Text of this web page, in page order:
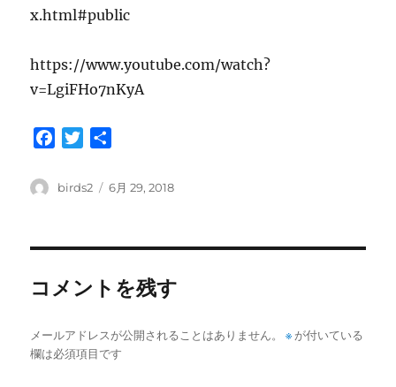
x.html#public
https://www.youtube.com/watch?
v=LgiFHo7nKyA
c
o
k
i
e
投
birds2
投
6月 29, 2018
コメントを残す
メールアドレスが公開されることはありません。 ※ が付いている
欄は必須項目です